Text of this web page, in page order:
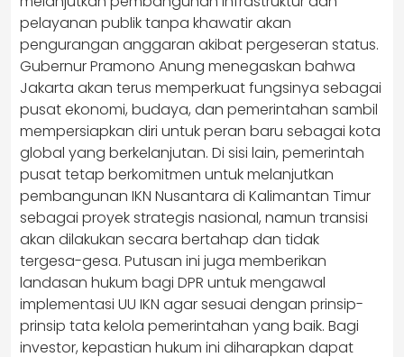
pelayanan publik tanpa khawatir akan
pengurangan anggaran akibat pergeseran status.
Gubernur Pramono Anung menegaskan bahwa
Jakarta akan terus memperkuat fungsinya sebagai
pusat ekonomi, budaya, dan pemerintahan sambil
mempersiapkan diri untuk peran baru sebagai kota
global yang berkelanjutan. Di sisi lain, pemerintah
pusat tetap berkomitmen untuk melanjutkan
pembangunan IKN Nusantara di Kalimantan Timur
sebagai proyek strategis nasional, namun transisi
akan dilakukan secara bertahap dan tidak
tergesa-gesa. Putusan ini juga memberikan
landasan hukum bagi DPR untuk mengawal
implementasi UU IKN agar sesuai dengan prinsip-
prinsip tata kelola pemerintahan yang baik. Bagi
investor, kepastian hukum ini diharapkan dapat